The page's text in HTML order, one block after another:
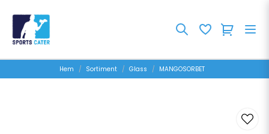
Hem Sortiment Glass MANGOSORBET